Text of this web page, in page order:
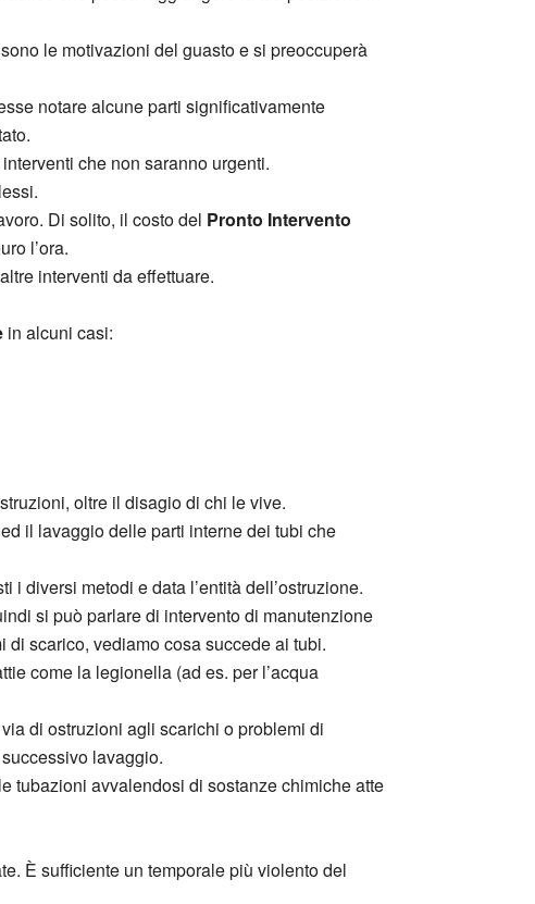
le motivazioni del guasto e si preoccuperà
notare alcune parti significativamente
che non saranno urgenti.
Di solito, il costo del Pronto Intervento
l’ora.
interventi da effettuare.
in alcuni casi:
oltre il disagio di chi le vive.
il lavaggio delle parti interne dei tubi che
diversi metodi e data l’entità dell’ostruzione.
si può parlare di intervento di manutenzione
scarico, vediamo cosa succede ai tubi.
come la legionella (ad es. per l’acqua
di ostruzioni agli scarichi o problemi di
lavaggio.
tubazioni avvalendosi di sostanze chimiche atte
È sufficiente un temporale più violento del